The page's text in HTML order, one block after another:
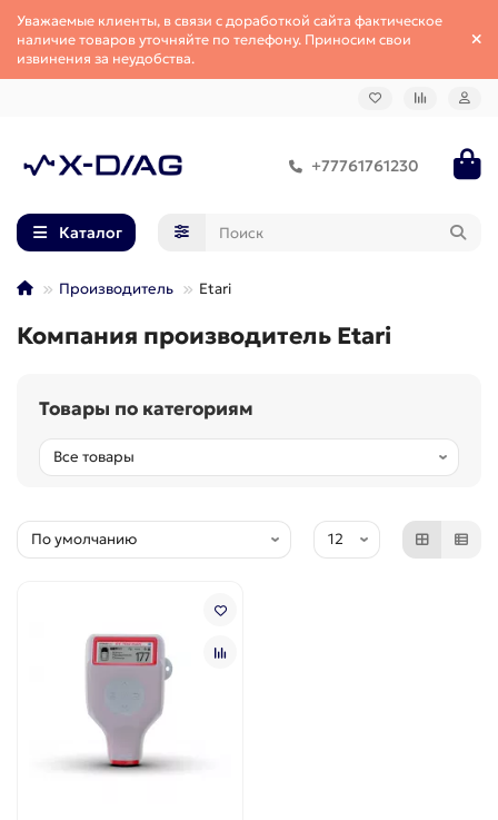
Уважаемые клиенты, в связи с доработкой сайта фактическое
наличие товаров уточняйте по телефону. Приносим свои
извинения за неудобства.
+77761761230
Каталог
Производитель Etari
Компания производитель Etari
Товары по категориям